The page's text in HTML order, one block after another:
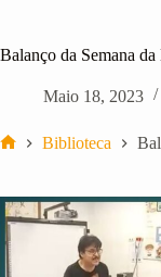
Balanço da Semana
Maio 18, 2023
Biblioteca